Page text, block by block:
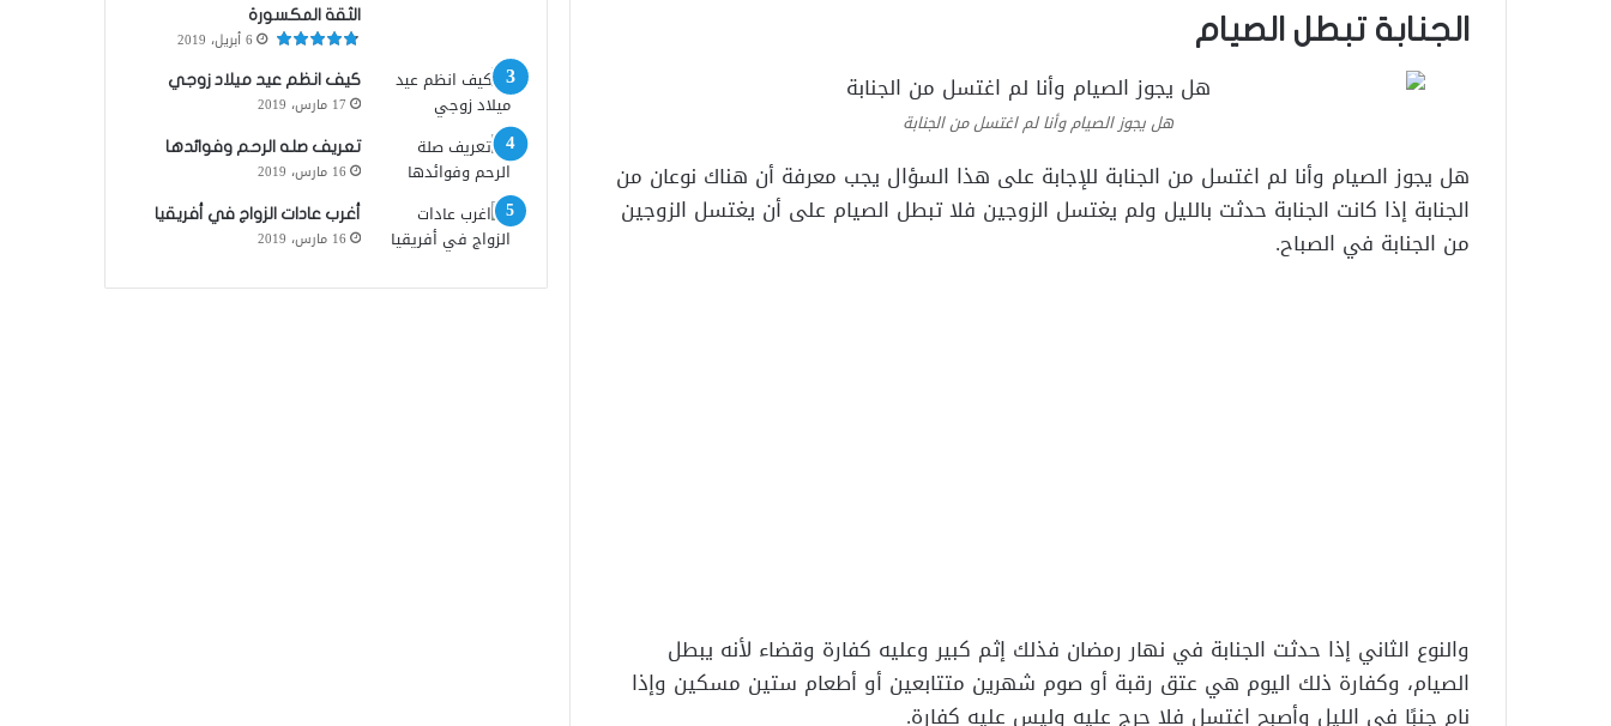
الجنابة تبطل الصيام
هل يجوز الصيام وأنا لم اغتسل من الجنابة
هل يجوز الصيام وأنا لم اغتسل من الجنابة للإجابة على هذا السؤال يجب معرفة أن هناك نوعان من
الجنابة إذا كانت الجنابة حدثت بالليل ولم يغتسل الزوجين فلا تبطل الصيام على أن يغتسل الزوجين
من الجنابة في الصباح.
والنوع الثاني إذا حدثت الجنابة في نهار رمضان فذلك إثم كبير وعليه كفارة وقضاء لأنه يبطل
الصيام، وكفارة ذلك اليوم هي عتق رقبة أو صوم شهرين متتابعين أو أطعام ستين مسكين وإذا
نام جنبًا في الليل وأصبح اغتسل فلا حرج عليه وليس عليه كفارة.
الثقة المكسورة
6 أبريل، 2019
كيف انظم عيد ميلاد زوجي
17 مارس، 2019
تعريف صله الرحم وفوائدها
16 مارس، 2019
أغرب عادات الزواج في أفريقيا
16 مارس، 2019